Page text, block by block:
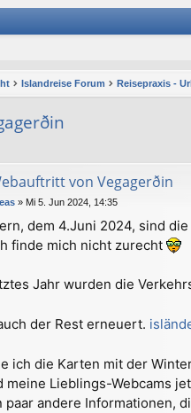
Islandreise Forum Reisepraxis -
von Vegagerðin
» Mi 5. Jun 2024, 14:35
dem 4.Juni 2024, sind
finde mich nicht zurecht
Jahr wurden die
der Rest erneuert.
ich die Karten mit der
meine Lieblings-Webcams
paar andere Informationen,